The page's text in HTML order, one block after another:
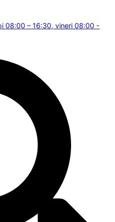
08:00 – 16:30, vineri 08:00 -